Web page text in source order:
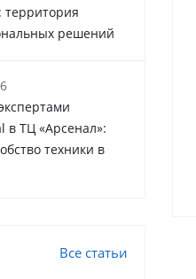
территория
решений
в ТЦ «Арсенал»:
техники в
Все статьи